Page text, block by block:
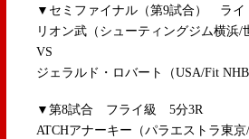
▼セミファイナル（第9試合） ラ
リオン武（シューティングジム横浜/
VS
ジェラルド・ロバート（USA/Fit
▼第8試合 フライ級 5分3R
ATCHアナーキー（パラエストラ東